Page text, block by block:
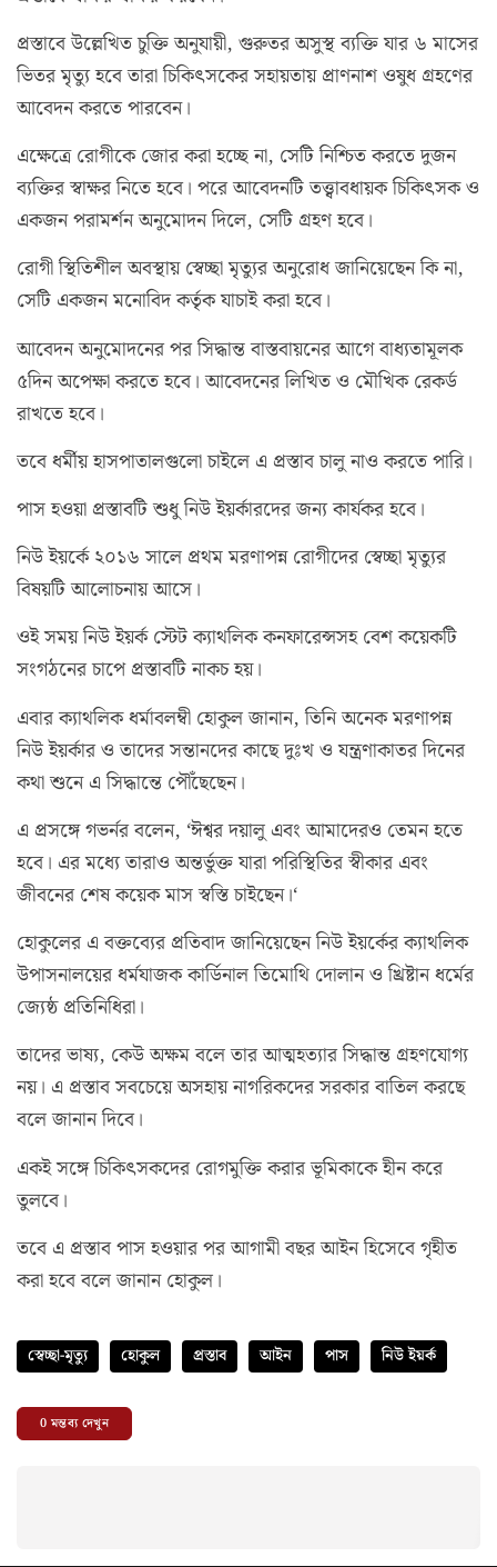
প্রস্তাবে উল্লেখিত চুক্তি অনুযায়ী, গুরুতর অসুস্থ ব্যক্তি যার ৬ মাসের
ভিতর মৃত্যু হবে তারা চিকিৎসকের সহায়তায় প্রাণনাশ ওষুধ গ্রহণের
আবেদন করতে পারবেন।
এক্ষেত্রে রোগীকে জোর করা হচ্ছে না, সেটি নিশ্চিত করতে দুজন
ব্যক্তির স্বাক্ষর নিতে হবে। পরে আবেদনটি তত্ত্বাবধায়ক চিকিৎসক ও
একজন পরামর্শন অনুমোদন দিলে, সেটি গ্রহণ হবে।
রোগী স্থিতিশীল অবস্থায় স্বেচ্ছা মৃত্যুর অনুরোধ জানিয়েছেন কি না,
সেটি একজন মনোবিদ কর্তৃক যাচাই করা হবে।
আবেদন অনুমোদনের পর সিদ্ধান্ত বাস্তবায়নের আগে বাধ্যতামূলক
৫দিন অপেক্ষা করতে হবে। আবেদনের লিখিত ও মৌখিক রেকর্ড
রাখতে হবে।
তবে ধর্মীয় হাসপাতালগুলো চাইলে এ প্রস্তাব চালু নাও করতে পারি।
পাস হওয়া প্রস্তাবটি শুধু নিউ ইয়র্কারদের জন্য কার্যকর হবে।
নিউ ইয়র্কে ২০১৬ সালে প্রথম মরণাপন্ন রোগীদের স্বেচ্ছা মৃত্যুর
বিষয়টি আলোচনায় আসে।
ওই সময় নিউ ইয়র্ক স্টেট ক্যাথলিক কনফারেন্সসহ বেশ কয়েকটি
সংগঠনের চাপে প্রস্তাবটি নাকচ হয়।
এবার ক্যাথলিক ধর্মাবলম্বী হোকুল জানান, তিনি অনেক মরণাপন্ন
নিউ ইয়র্কার ও তাদের সন্তানদের কাছে দুঃখ ও যন্ত্রণাকাতর দিনের
কথা শুনে এ সিদ্ধান্তে পৌঁছেছেন।
এ প্রসঙ্গে গভর্নর বলেন, ‘ঈশ্বর দয়ালু এবং আমাদেরও তেমন হতে
হবে। এর মধ্যে তারাও অন্তর্ভুক্ত যারা পরিস্থিতির স্বীকার এবং
জীবনের শেষ কয়েক মাস স্বস্তি চাইছেন।‘
হোকুলের এ বক্তব্যের প্রতিবাদ জানিয়েছেন নিউ ইয়র্কের ক্যাথলিক
উপাসনালয়ের ধর্মযাজক কার্ডিনাল তিমোথি দোলান ও খ্রিষ্টান ধর্মের
জ্যেষ্ঠ প্রতিনিধিরা।
তাদের ভাষ্য, কেউ অক্ষম বলে তার আত্মহত্যার সিদ্ধান্ত গ্রহণযোগ্য
নয়। এ প্রস্তাব সবচেয়ে অসহায় নাগরিকদের সরকার বাতিল করছে
বলে জানান দিবে।
একই সঙ্গে চিকিৎসকদের রোগমুক্তি করার ভূমিকাকে হীন করে
তুলবে।
তবে এ প্রস্তাব পাস হওয়ার পর আগামী বছর আইন হিসেবে গৃহীত
করা হবে বলে জানান হোকুল।
স্বেচ্ছা-মৃত্যু হোকুল প্রস্তাব আইন পাস নিউ ইয়র্ক
0মন্তব্য দেখুন